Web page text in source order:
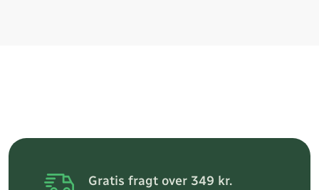
Gratis fragt over 349 kr.